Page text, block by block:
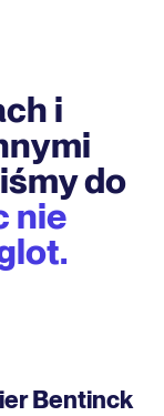
i
do
nie
Bentinck